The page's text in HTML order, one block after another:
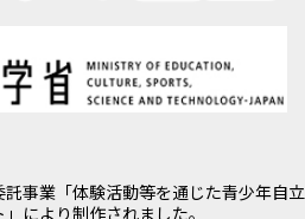
事業「体験活動等を通じた青少年自立
により制作されました。